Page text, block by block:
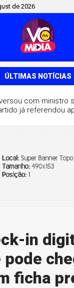
de 2026
ÚLTIMAS NOTÍCIAS
com ministro
já referendou
in
ficha